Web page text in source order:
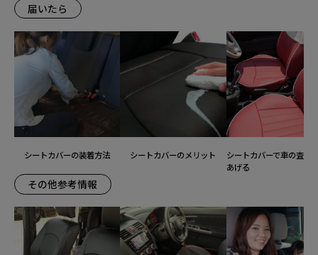
届いたら
シートカバーの装着方法 シートカバーのメリット
シートカバーで車の査定
あげる
その他参考情報